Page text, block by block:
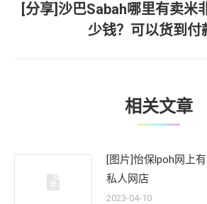
下
一
文
[分享]沙巴Sabah哪里有卖米
少钱？可以货到付
相关文章
[图片]怡保lpoh网上
私人网店
2023-04-10